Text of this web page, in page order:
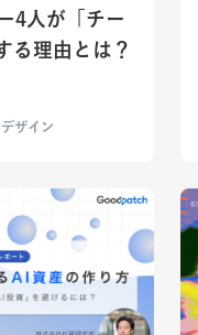
4人が「チー
る理由とは？
デザイン